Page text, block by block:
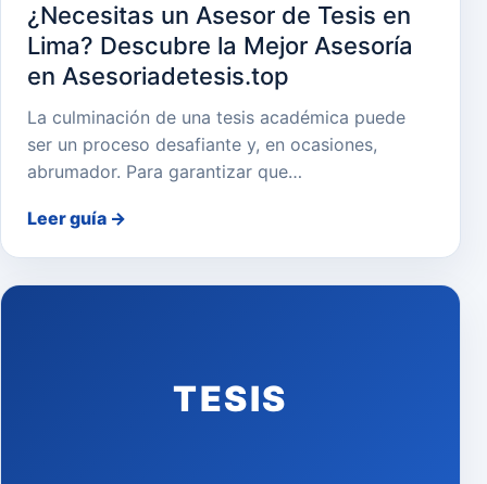
¿Necesitas un Asesor de Tesis en
Lima? Descubre la Mejor Asesoría
en Asesoriadetesis.top
La culminación de una tesis académica puede
ser un proceso desafiante y, en ocasiones,
abrumador. Para garantizar que…
Leer guía →
TESIS